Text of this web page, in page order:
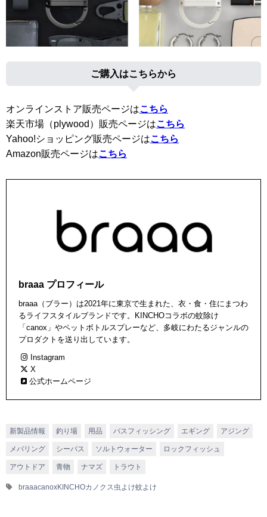
ご購入はこちらから
オンラインストア販売ページはこちら
楽天市場（plywood）販売ページはこちら
Yahoo!ショッピング販売ページはこちら
Amazon販売ページはこちら
braaa プロフィール
braaa（ブラー）は2021年に東京で生まれた、衣・食・住にまつわ
るライフスタイルブランドです。KINCHOコラボの蚊除け
「canox」やペットボトルスプレーなど、多岐にわたるジャンルの
プロダクトを送り出しています。
Instagram
X
公式ホームページ
新製品情報 釣り場 用品 バスフィッシング エギング アジング
メバリング シーバス ソルトウォーター ロックフィッシュ
アウトドア 青物 ナマズ トラウト
braaacanoxKINCHOカノクス虫よけ蚊よけ